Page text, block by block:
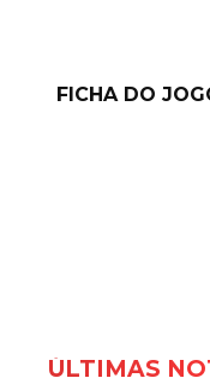
FICHA DO
ÚLTIMAS